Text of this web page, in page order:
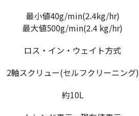
最小値40g/min(2.4kg/hr)
最大値500g/min(2.4 kg/hr)
ロス・イン・ウェイト方式
2軸スクリュー(セルフクリーニング)
約10L